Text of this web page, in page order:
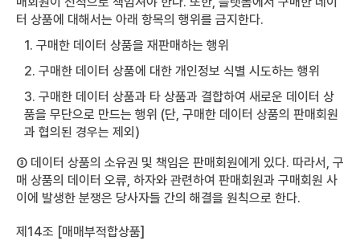
터 상품에 대해서는 아래 항목의 행위를 금지한다.
1. 구매한 데이터 상품을 재판매하는 행위
2. 구매한 데이터 상품에 대한 개인정보 식별 시도하는 행위
3. 구매한 데이터 상품과 타 상품과 결합하여 새로운 데이터 상
품을 무단으로 만드는 행위 (단, 구매한 데이터 상품의 판매회원
과 협의된 경우는 제외)
③ 데이터 상품의 소유권 및 책임은 판매회원에게 있다. 따라서, 구
매 상품의 데이터 오류, 하자와 관련하여 판매회원과 구매회원 사
이에 발생한 분쟁은 당사자들 간의 해결을 원칙으로 한다.
제14조 [매매부적합상품]